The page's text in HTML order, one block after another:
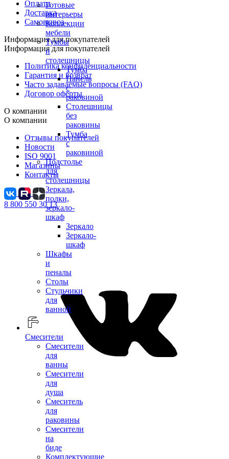
Готовые
интерьеры
Коллекции
мебели
Тумбы
и
столешницы
Тумба
Панель
с
раковиной
Столешницы
без
раковины
Тумба
с
раковиной
Подстолье
для
столешницы
Зеркала,
полки,
зеркало-
шкаф
Зеркало
Зеркало-
шкаф
Шкафы
и
пеналы
Столы
Стульчики
для
ванной
Смесители
Смесители
для
ванны
Смесители
для
душа
Смеситель
для
раковины
Смесители
на
биде
Комплектующие
Оплата
Доставка
Самовывоз
Информация для покупателей
Информация для покупателей
Политика конфиденциальности
Гарантия и возврат
Часто задаваемые вопросы (FAQ)
Договор оферты
О компании
О компании
Отзывы покупателей
Новости
ISO 9001
Магазины
Контакты
8 800 550 30 13